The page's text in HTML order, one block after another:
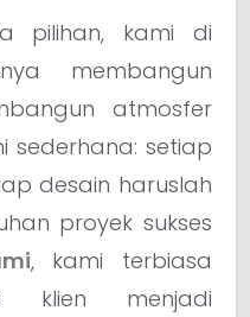
pilihan, kami di
membangun
atmosfer
sederhana: setiap
desain haruslah
proyek sukses
, kami terbiasa
klien menjadi